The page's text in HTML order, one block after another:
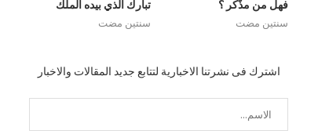
تبارك الذي بيده الملك
سنتين مضت
فهل من مذّكر ؟
سنتين مضت
اشترك فى نشرتنا الاخبارية لتتابع جديد المقالات والاخبار